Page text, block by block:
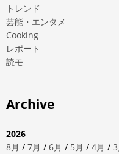
トレンド
芸能・エンタメ
Cooking
レポート
読モ
Archive
2026
8月 / 7月 / 6月 / 5月 / 4月 / 3